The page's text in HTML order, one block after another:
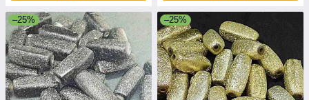
–25% –25%